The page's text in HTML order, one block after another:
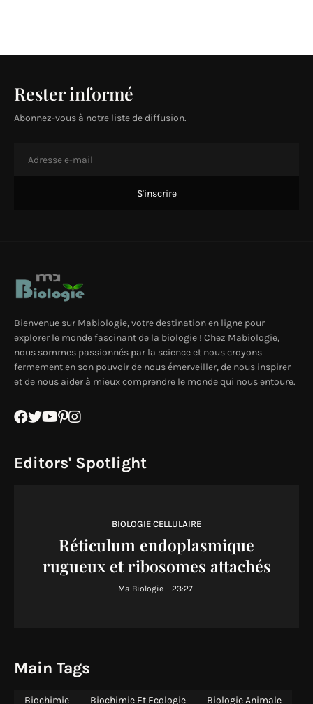
Rester informé
Abonnez-vous à notre liste de diffusion.
Bienvenue sur Mabiologie, votre destination en ligne pour
explorer le monde fascinant de la biologie ! Chez Mabiologie,
nous sommes passionnés par la science et nous croyons
fermement en son pouvoir de nous émerveiller, de nous inspirer
et de nous aider à mieux comprendre le monde qui nous entoure.
Editors' Spotlight
BIOLOGIE CELLULAIRE
Réticulum endoplasmique
rugueux et ribosomes attachés
Ma Biologie - 23:27
Main Tags
Biochimie Biochimie Et Ecologie Biologie Animale